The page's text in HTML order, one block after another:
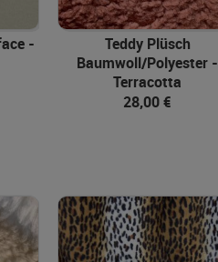
-
Teddy Plüsch
Baumwoll/Polyester -
Terracotta
28,00 €